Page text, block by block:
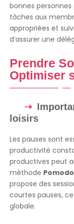
bonnes
tâches aux
appropriées et
d’assurer une
Prendre
Optimiser
loisirs
Les pauses sont
productivité
productives peut
méthode
propose des
courtes pauses,
globale.